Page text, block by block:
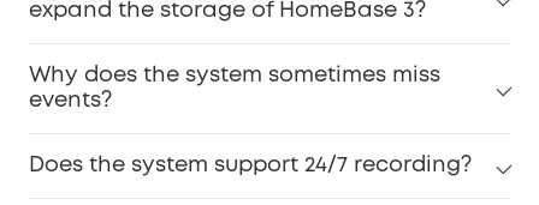
expand the storage of HomeBase 3?
Why does the system sometimes miss
events?
Does the system support 24/7 recording?